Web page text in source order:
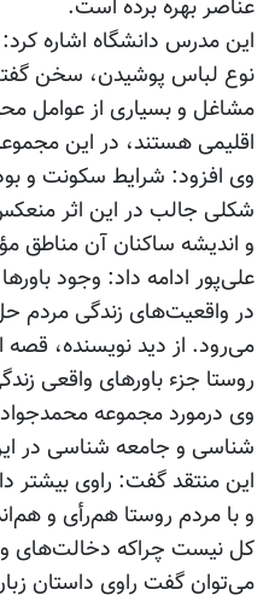
عناصر بهره برده است.
این مدرس دانشگاه اشاره
نوع لباس پوشیدن، سخن
مشاغل و بسیاری از عوامل
اقلیمی هستند، در این
وی افزود: شرایط سکونت و
شکلی جالب در این اثر
و اندیشه ساکنان آن مناطق
علی‌پور ادامه داد: وجود
در واقعیت‌های زندگی مردم
می‌رود. از دید نویسنده، قصه
روستا جزء باورهای واقعی
وی درمورد مجموعه
شناسی و جامعه شناسی در
این منتقد گفت: راوی
و با مردم روستا هم‌رأی و
کل نیست چراکه دخالت‌های
می‌توان گفت راوی داستان